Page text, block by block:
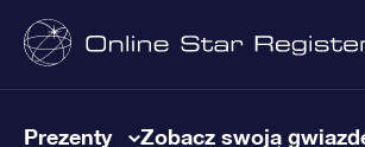
Prezenty Zobacz swoją